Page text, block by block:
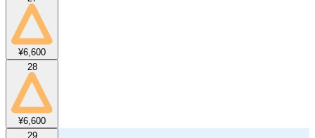
¥6,600
28
¥6,600
29